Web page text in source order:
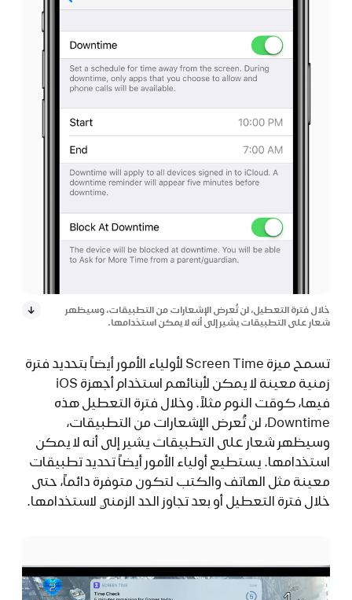
خلال فترة التعطيل، لن تُعرض الإشعارات من التطبيقات، وسيظهر
شعار على التطبيقات يشير إلى أنه لا يمكن استخدامها.
تسمح ميزة Screen Time لأولياء الأمور أيضاً بتحديد فترة
زمنية معينة لا يمكن لأبنائهم استخدام أجهزة iOS
فيها، كوقت النوم مثلاً. وخلال فترة التعطيل هذه
Downtime، لن تُعرض الإشعارات من التطبيقات،
وسيظهر شعار على التطبيقات يشير إلى أنه لا يمكن
استخدامها. يستطيع أولياء الأمور أيضاً تحديد تطبيقات
معينة مثل الهاتف والكتب لتكون متوفرة دائماً، حتى
خلال فترة التعطيل أو بعد تجاوز الحد الزمني لاستخدامها.